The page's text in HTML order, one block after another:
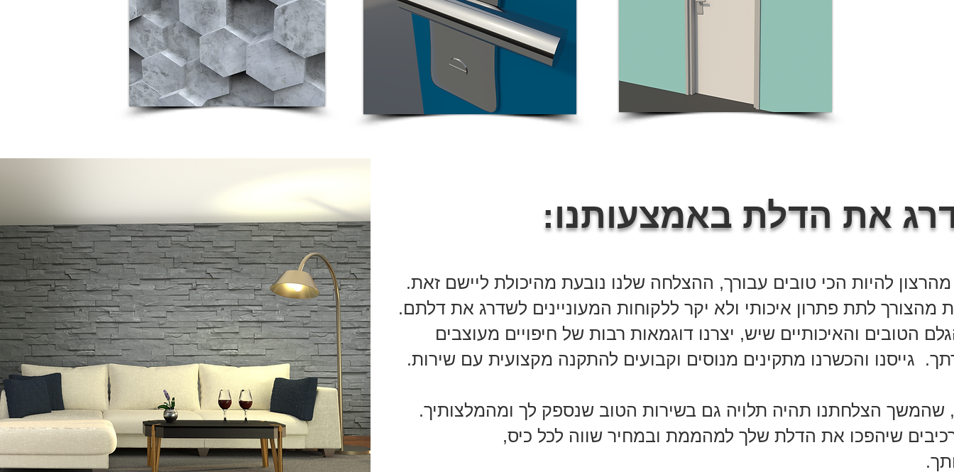
באמצעותנו
נובעת מהיכולת ליישם זאת.
העשייה שלנו מונעת מהצורך לתת פתרון
המעוניינים לשדרג את דלתם,בחרנו את
והאיכותיים שיש.
יצרנו דוגמאות רבות של חיפויים
גייסנו והכשרנו מתקינים מנוסים
שירות אדיב.
אנחנו מודעים לכך, שהמשך הצלחתנו
הטוב שנספק לך ומהמלצותיך.
שיבחנו את כל המרכיבים שיהפכו את
ובמחיר שווה לכל כיס.
נשמח לעמוד לרשותך,
את הדלת באמצעותנו
מהרצון להיות הכי טובים עבורך, ההצלחה שלנו נובעת מהיכולת ליישם זאת
מהצורך לתת פתרון איכותי ולא יקר ללקוחות המעוניינים לשדרג את דלתם
הטובים והאיכותיים שיש, יצרנו דוגמאות רבות של חיפויים מעוצבים
.וראליסטיים לבחירתך. גייסנו והכשרנו מתקינים מנוסים וקבועים להתקנה מקצועית עם שירות
שהמשך הצלחתנו תהיה תלויה גם בשירות הטוב שנספק לך ומהמלצותיך
שיהפכו את הדלת שלך למהממת ובמחיר שווה לכל כיס